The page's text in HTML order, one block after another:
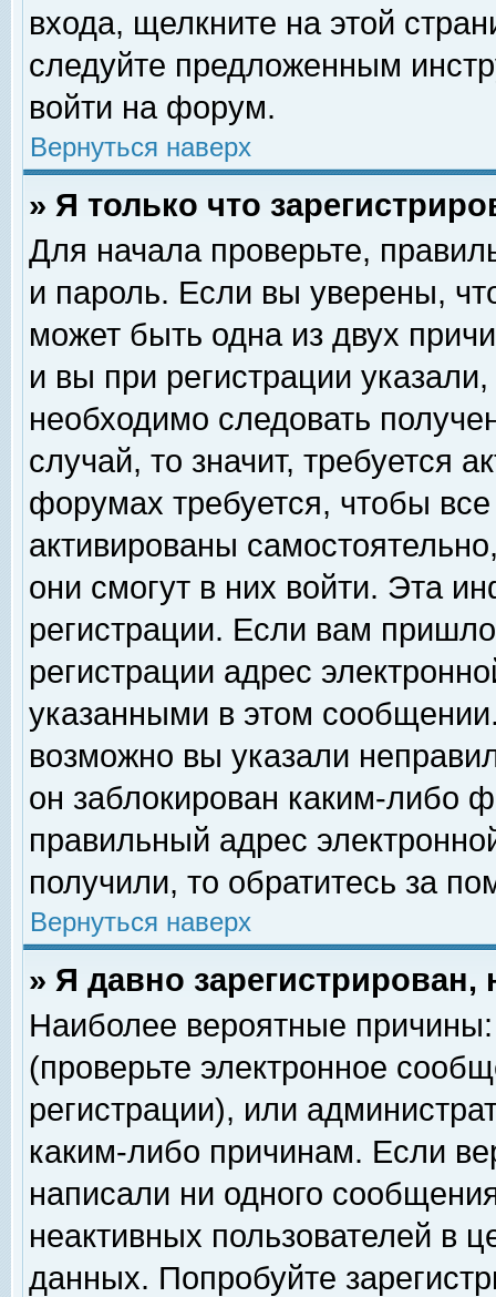
входа, щелкните на этой
следуйте предложенным
войти на форум.
Вернуться наверх
» Я только что
Для начала проверьте,
и пароль. Если вы уверены,
может быть одна из двух
и вы при регистрации
необходимо следовать
случай, то значит, требуется
форумах требуется, чтобы
активированы
они смогут в них войти. Эта
регистрации. Если вам
регистрации адрес
указанными в этом
возможно вы указали
он заблокирован каким-либо
правильный адрес
получили, то обратитесь за
Вернуться наверх
» Я давно
Наиболее вероятные
(проверьте электронное
регистрации), или
каким-либо причинам. Если
написали ни одного
неактивных пользователей в
данных. Попробуйте